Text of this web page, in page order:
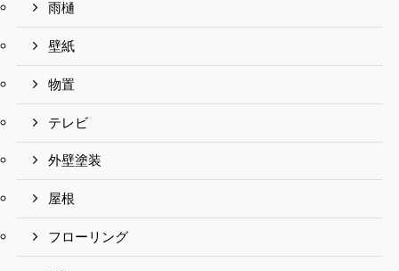
雨樋
壁紙
物置
テレビ
外壁塗装
屋根
フローリング